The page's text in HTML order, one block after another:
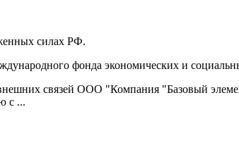
силах РФ.
фонда экономических и
связей ООО "Компания "Базовый
с ...